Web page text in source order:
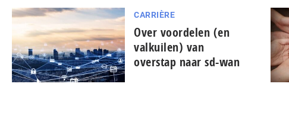
CARRIÈRE
Over voordelen (en
valkuilen) van
overstap naar sd-wan